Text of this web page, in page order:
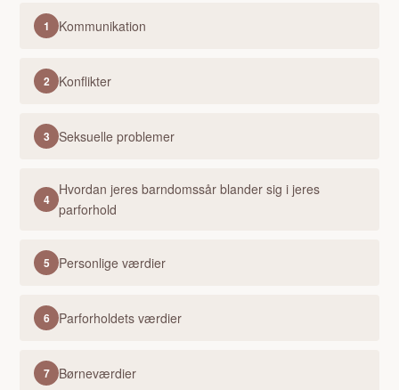
1 Kommunikation
2 Konflikter
3 Seksuelle problemer
4
Hvordan jeres barndomssår blander sig i jeres
parforhold
5 Personlige værdier
6 Parforholdets værdier
7 Børneværdier